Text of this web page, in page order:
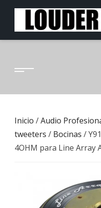
Saltar
contenido
Inicio /Audio
tweeters / Bocinas /
4OHM para Line Array